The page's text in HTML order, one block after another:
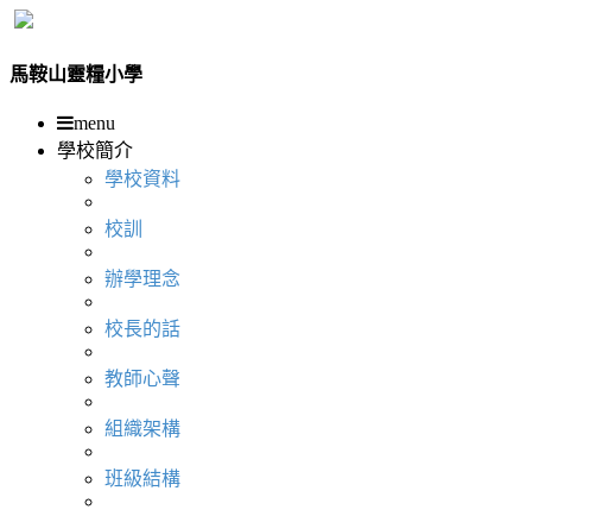
馬鞍山靈糧小學
menu
學校簡介
學校資料
校訓
辦學理念
校長的話
教師心聲
組織架構
班級結構